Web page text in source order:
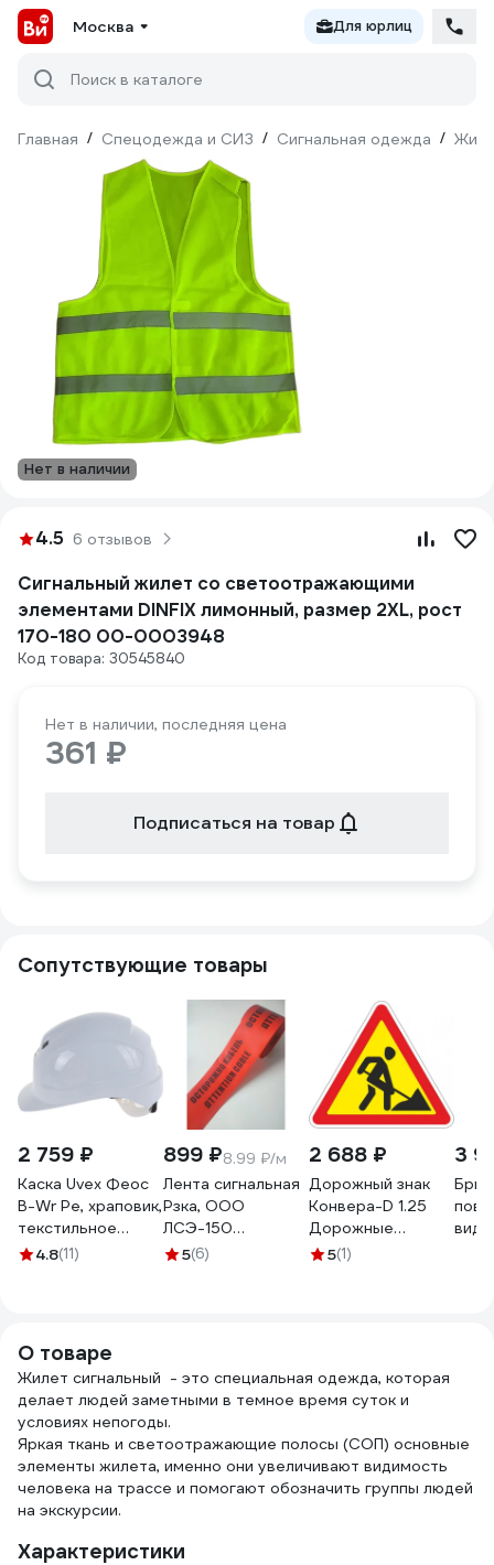
Москва Для юрлиц
Поиск в каталоге
Главная / Спецодежда и СИЗ / Сигнальная одежда /
Нет в наличии
4.5 6 отзывов
Сигнальный жилет со светоотражающими
элементами DINFIX лимонный, размер 2XL, рост
170-180 00-0003948
Код товара: 30545840
Нет в наличии, последняя цена
361 ₽
Подписаться на товар
Сопутствующие товары
2 759 ₽
Каска Uvex Феос
B-Wr Pe, храповик,
текстильное
оголовье, белая
4.8(11)
899 ₽8.99 ₽/м
Лента сигнальная
Рзка, ООО
ЛСЭ-150
"Осторожно
5(6)
2 688 ₽
Дорожный знак
Конвера-D 1.25
Дорожные
работы пл. тип "А",
5(1)
3
О товаре
Жилет сигнальный - это специальная одежда, которая
делает людей заметными в темное время суток и
условиях непогоды.
Яркая ткань и светоотражающие полосы (СОП) основные
элементы жилета, именно они увеличивают видимость
человека на трассе и помогают обозначить группы людей
на экскурсии.
Характеристики